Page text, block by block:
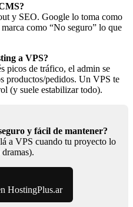
y SEO. Google lo toma como
como “No seguro” lo que
a VPS?
picos de tráfico, el admin se
productos/pedidos. Un VPS te
(y suele estabilizar todo).
y fácil de mantener?
a VPS cuando tu proyecto lo
HostingPlus.ar